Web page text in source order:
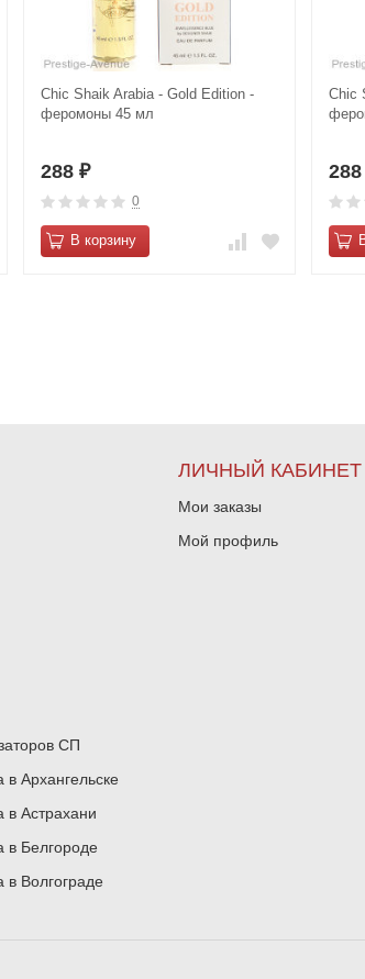
Chic Shaik Arabia - Gold Edition -
феромоны 45 мл
288 ₽
0
В корзину
Chic
288
СП
Архангельске
Астрахани
Белгороде
Волгограде
ЛИЧНЫЙ КАБИНЕТ
Мои заказы
Мой профиль